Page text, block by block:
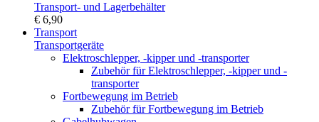
Transport- und Lagerbehälter
€ 6,90
Transport
Transportgeräte
Elektroschlepper, -kipper und -transporter
Zubehör für Elektroschlepper, -kipper und -
transporter
Fortbewegung im Betrieb
Zubehör für Fortbewegung im Betrieb